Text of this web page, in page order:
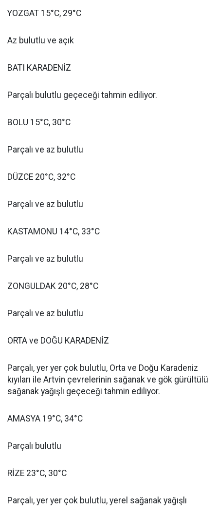
YOZGAT 15°C, 29°C
Az bulutlu ve açık
BATI KARADENİZ
Parçalı bulutlu geçeceği tahmin ediliyor.
BOLU 15°C, 30°C
Parçalı ve az bulutlu
DÜZCE 20°C, 32°C
Parçalı ve az bulutlu
KASTAMONU 14°C, 33°C
Parçalı ve az bulutlu
ZONGULDAK 20°C, 28°C
Parçalı ve az bulutlu
ORTA ve DOĞU KARADENİZ
Parçalı, yer yer çok bulutlu, Orta ve Doğu Karadeniz
kıyıları ile Artvin çevrelerinin sağanak ve gök gürültülü
sağanak yağışlı geçeceği tahmin ediliyor.
AMASYA 19°C, 34°C
Parçalı bulutlu
RİZE 23°C, 30°C
Parçalı, yer yer çok bulutlu, yerel sağanak yağışlı